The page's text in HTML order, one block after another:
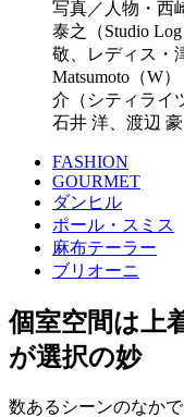
写真／人物・西
泰之（Studio
敬、レディス・
Matsumoto（W
介（シティラ
石井 洋、渡辺
FASHION
GOURMET
ダンヒル
ポール・スミス
麻布テーラー
ブリオーニ
個室空間は上
が選択の妙
数あるシーンのなか